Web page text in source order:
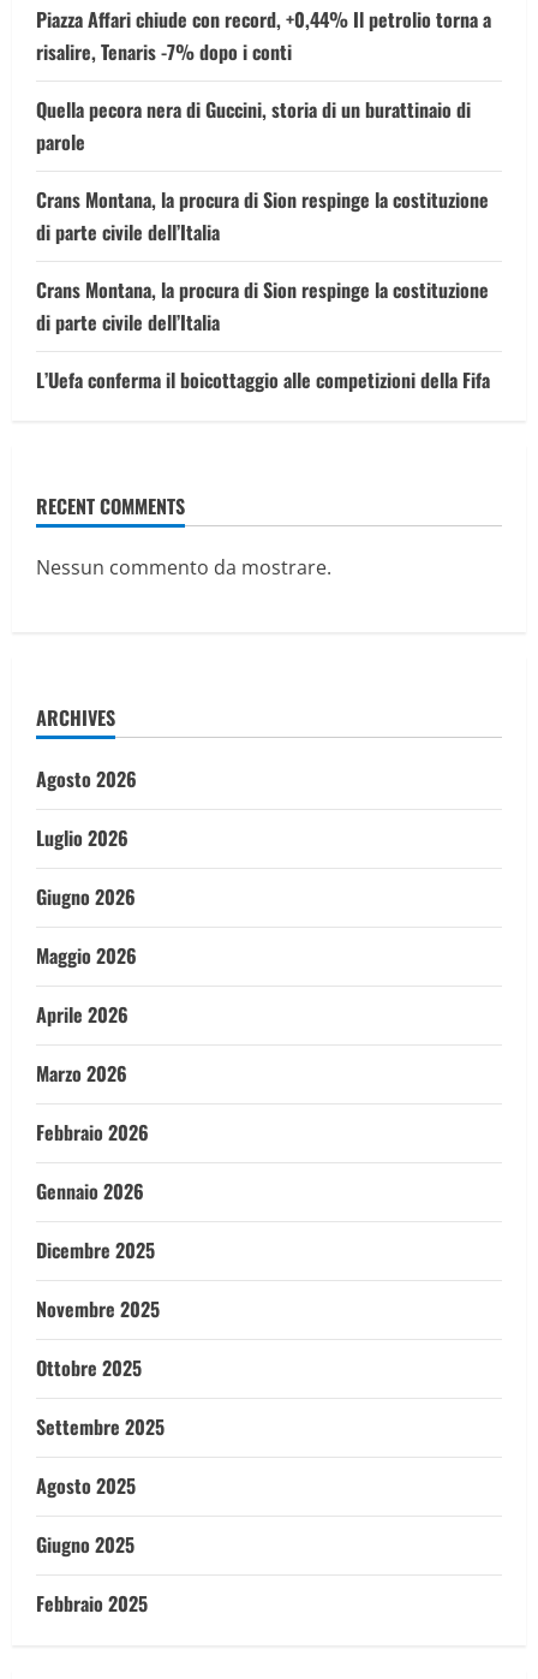
Piazza Affari chiude con record, +0,44% Il petrolio torna a
risalire, Tenaris -7% dopo i conti
Quella pecora nera di Guccini, storia di un burattinaio di
parole
Crans Montana, la procura di Sion respinge la costituzione
di parte civile dell’Italia
Crans Montana, la procura di Sion respinge la costituzione
di parte civile dell’Italia
L’Uefa conferma il boicottaggio alle competizioni della Fifa
RECENT COMMENTS
Nessun commento da mostrare.
ARCHIVES
Agosto 2026
Luglio 2026
Giugno 2026
Maggio 2026
Aprile 2026
Marzo 2026
Febbraio 2026
Gennaio 2026
Dicembre 2025
Novembre 2025
Ottobre 2025
Settembre 2025
Agosto 2025
Giugno 2025
Febbraio 2025